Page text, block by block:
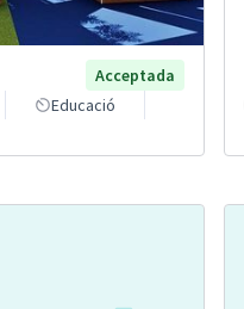
Acceptada
Educació